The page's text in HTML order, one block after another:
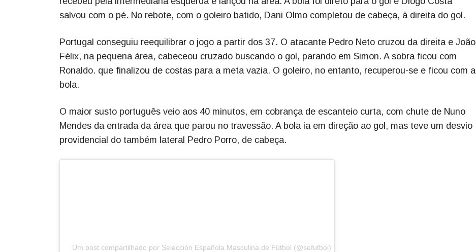
salvou com o pé. No rebote, com o goleiro batido, Dani Olmo completou de cabeça, à direita do gol.
Portugal conseguiu reequilibrar o jogo a partir dos 37. O atacante Pedro Neto cruzou da direita e João
Félix, na pequena área, cabeceou cruzado buscando o gol, parando em Simon. A sobra ficou com
Ronaldo. que finalizou de costas para a meta vazia. O goleiro, no entanto, recuperou-se e ficou com a
bola.
O maior susto português veio aos 40 minutos, em cobrança de escanteio curta, com chute de Nuno
Mendes da entrada da área que parou no travessão. A bola ia em direção ao gol, mas teve um desvio
providencial do também lateral Pedro Porro, de cabeça.
Um post compartilhado por Selección Española Masculina de Fútbol (@sefutbol)